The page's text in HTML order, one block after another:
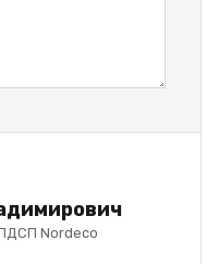
Nordeco